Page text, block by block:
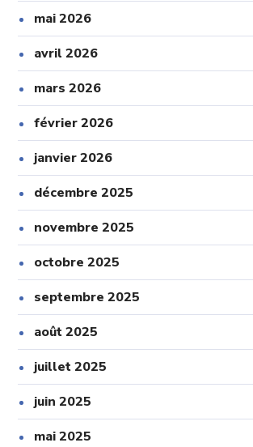
mai 2026
avril 2026
mars 2026
février 2026
janvier 2026
décembre 2025
novembre 2025
octobre 2025
septembre 2025
août 2025
juillet 2025
juin 2025
mai 2025